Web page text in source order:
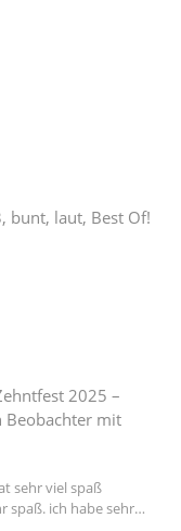
bunt, laut, Best Of!
2025 –
Beobachter mit
sehr viel spaß
spaß. ich habe sehr…